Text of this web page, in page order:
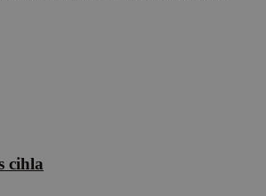
cihla